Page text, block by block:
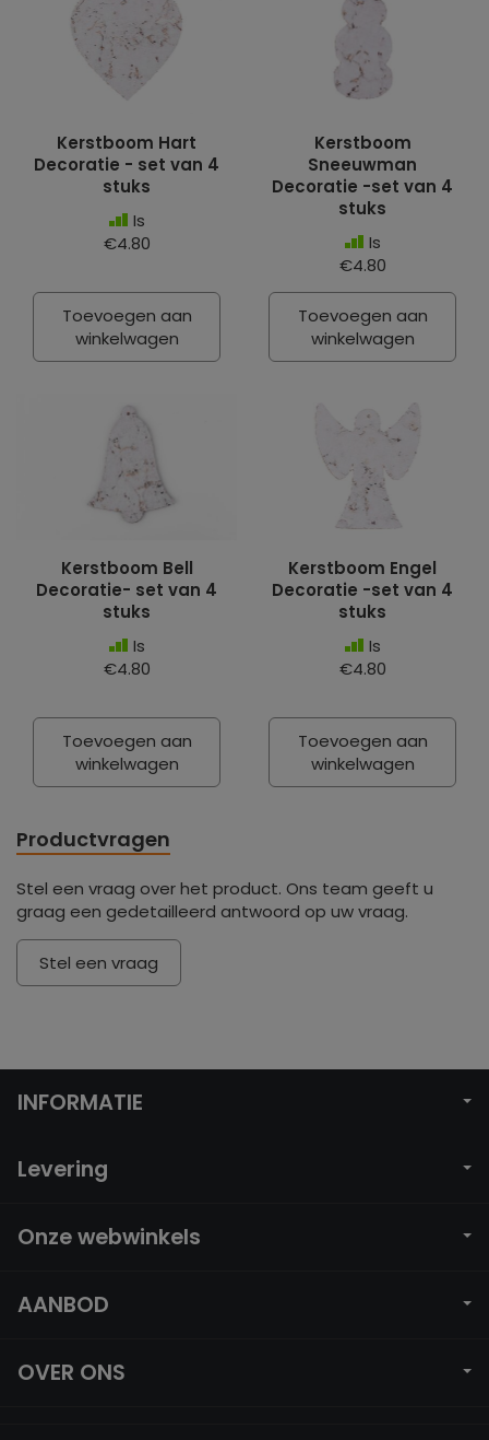
Kerstboom Hart
Decoratie - set van 4
stuks
Is
€4.80
Toevoegen aan
winkelwagen
Kerstboom
Sneeuwman
Decoratie -set van 4
stuks
Is
€4.80
Toevoegen aan
winkelwagen
Kerstboom Bell
Decoratie- set van 4
stuks
Is
€4.80
Toevoegen aan
winkelwagen
Kerstboom Engel
Decoratie -set van 4
stuks
Is
€4.80
Toevoegen aan
winkelwagen
Productvragen
Stel een vraag over het product. Ons team geeft u
graag een gedetailleerd antwoord op uw vraag.
Stel een vraag
INFORMATIE
Levering
Onze webwinkels
AANBOD
OVER ONS